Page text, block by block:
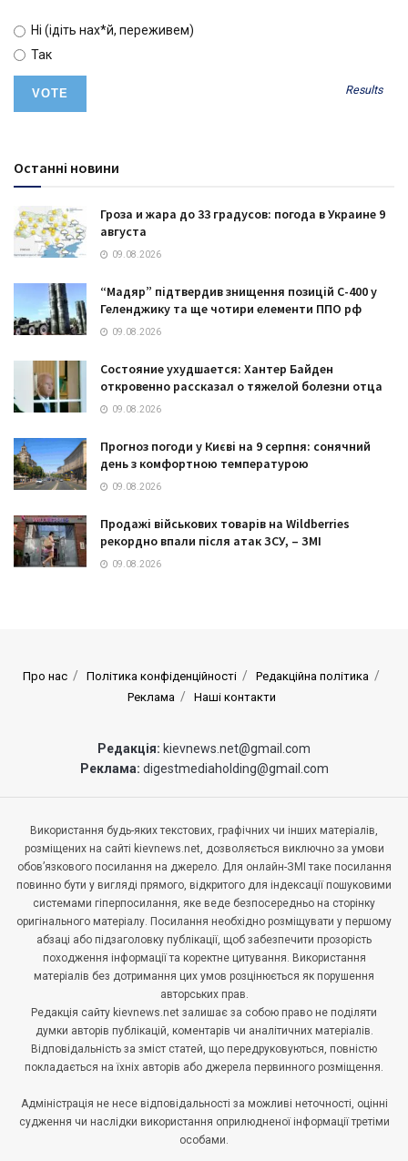
Ні (ідіть нах*й, переживем)
Так
Results
Останні новини
Гроза и жара до 33 градусов: погода в Украине 9
августа
09.08.2026
“Мадяр” підтвердив знищення позицій С-400 у
Геленджику та ще чотири елементи ППО рф
09.08.2026
Состояние ухудшается: Хантер Байден
откровенно рассказал о тяжелой болезни отца
09.08.2026
Прогноз погоди у Києві на 9 серпня: сонячний
день з комфортною температурою
09.08.2026
Продажі військових товарів на Wildberries
рекордно впали після атак ЗСУ, – ЗМІ
09.08.2026
Про нас Політика конфіденційності
Редакційна політика
Реклама
Наші контакти
Редакція: kievnews.net@gmail.com
Реклама: digestmediaholding@gmail.com
Використання будь-яких текстових, графічних чи інших матеріалів,
розміщених на сайті kievnews.net, дозволяється виключно за умови
обов’язкового посилання на джерело. Для онлайн-ЗМІ таке посилання
повинно бути у вигляді прямого, відкритого для індексації пошуковими
системами гіперпосилання, яке веде безпосередньо на сторінку
оригінального матеріалу. Посилання необхідно розміщувати у першому
абзаці або підзаголовку публікації, щоб забезпечити прозорість
походження інформації та коректне цитування. Використання
матеріалів без дотримання цих умов розцінюється як порушення
авторських прав.
Редакція сайту kievnews.net залишає за собою право не поділяти
думки авторів публікацій, коментарів чи аналітичних матеріалів.
Відповідальність за зміст статей, що передруковуються, повністю
покладається на їхніх авторів або джерела первинного розміщення.
Адміністрація не несе відповідальності за можливі неточності, оцінні
судження чи наслідки використання оприлюдненої інформації третіми
особами.